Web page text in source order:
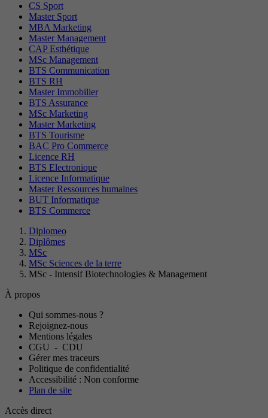
CS Sport
Master Sport
MBA Marketing
Master Management
CAP Esthétique
MSc Management
BTS Communication
BTS RH
Master Immobilier
BTS Assurance
MSc Marketing
Master Marketing
BTS Tourisme
BAC Pro Commerce
Licence RH
BTS Electronique
Licence Informatique
Master Ressources humaines
BUT Informatique
BTS Commerce
Diplomeo
Diplômes
MSc
MSc Sciences de la terre
MSc - Intensif Biotechnologies & Management
À propos
Qui sommes-nous ?
Rejoignez-nous
Mentions légales
CGU - CDU
Gérer mes traceurs
Politique de confidentialité
Accessibilité : Non conforme
Plan de site
Accès direct